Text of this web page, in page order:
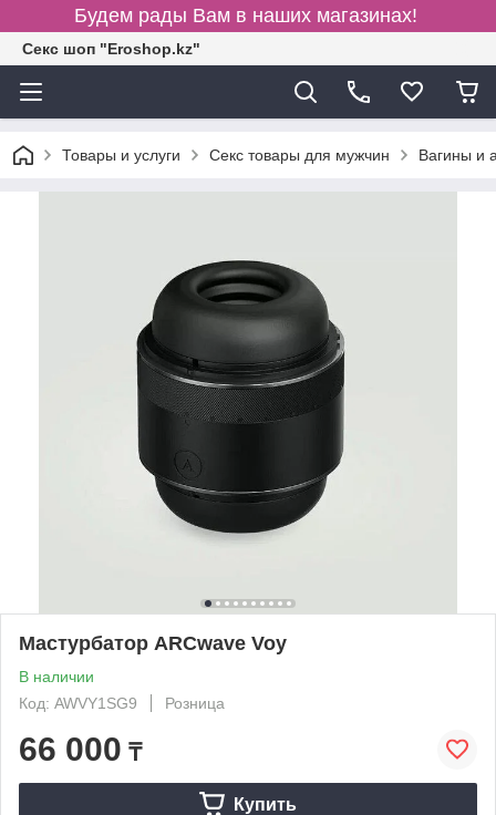
Будем рады Вам в наших магазинах!
Секс шоп "Eroshop.kz"
Товары и услуги Секс товары для мужчин Вагины и
Мастурбатор ARCwave Voy
В наличии
Код: AWVY1SG9
Розница
66 000 ₸
Купить